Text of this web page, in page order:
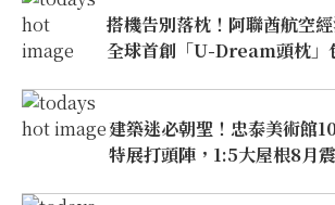
搭機告別落枕！阿聯酋航空
全球首創「U-Dream頭枕」
建築迷必朝聖！忠泰美術館
特展打頭陣，1:5大屋根8月